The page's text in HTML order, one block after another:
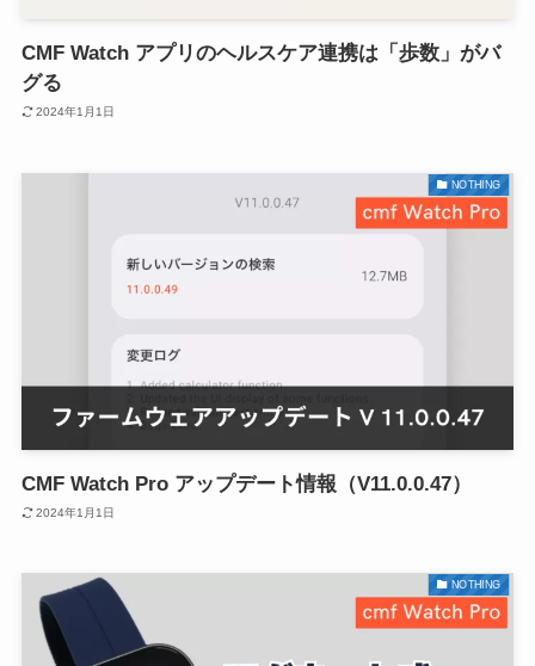
CMF Watch アプリのヘルスケア連携は「歩数」がバ
グる
2024年1月1日
NOTHING
CMF Watch Pro アップデート情報（V11.0.0.47）
2024年1月1日
NOTHING